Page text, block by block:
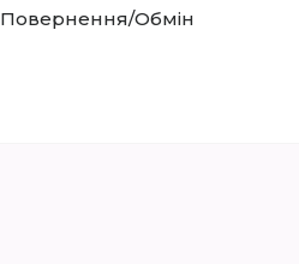
Повернення/Обмін